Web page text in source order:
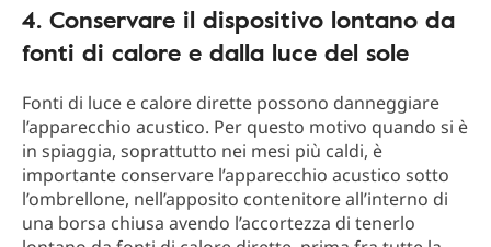
4. Conservare il dispositivo lontano da
fonti di calore e dalla luce del sole
Fonti di luce e calore dirette possono danneggiare
l’apparecchio acustico. Per questo motivo quando si è
in spiaggia, soprattutto nei mesi più caldi, è
importante conservare l’apparecchio acustico sotto
l’ombrellone, nell’apposito contenitore all’interno di
una borsa chiusa avendo l’accortezza di tenerlo